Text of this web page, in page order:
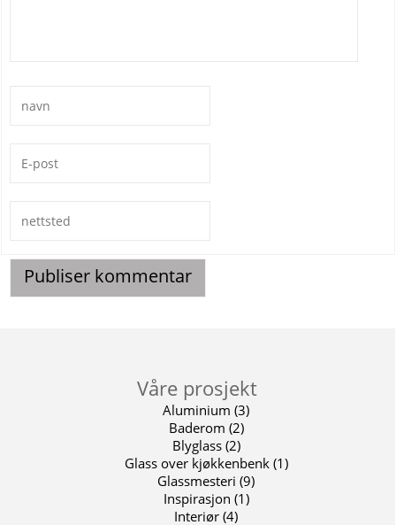
Våre prosjekt
Aluminium (3)
Baderom (2)
Blyglass(2)
Glass over kjøkkenbenk(1)
Glassmesteri (9)
Inspirasjon (1)
Interiør (4)